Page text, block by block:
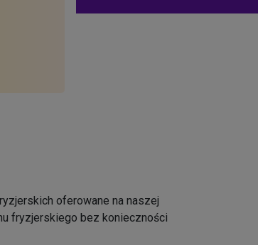
oferowane na naszej
fryzjerskiego bez konieczności